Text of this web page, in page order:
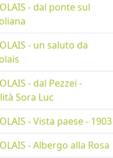
- dal ponte sul
- un saluto da
- dal Pezzei -
Sora Luc
- Vista paese - 1903
- Albergo alla Rosa